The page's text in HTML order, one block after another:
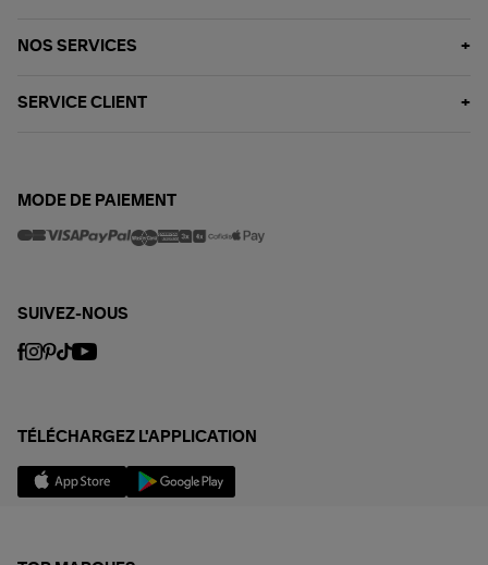
NOS SERVICES
SERVICE CLIENT
MODE DE PAIEMENT
SUIVEZ-NOUS
TÉLÉCHARGEZ L'APPLICATION